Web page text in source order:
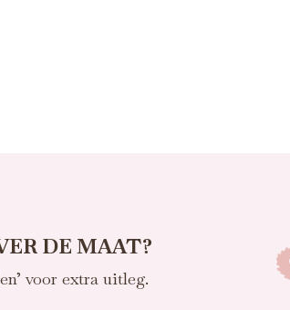
DE MAAT?
voor extra uitleg.